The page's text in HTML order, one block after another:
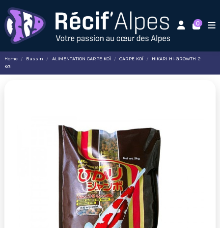
0
Home Bassin ALIMENTATION CARPE KOÏ CARPE KOÏ
HIKARI HI-GROWTH 2
KG